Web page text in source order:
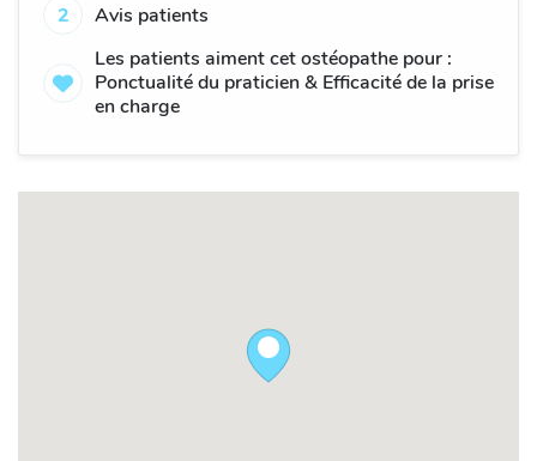
2
Avis patients
Les patients aiment cet ostéopathe pour :
Ponctualité du praticien & Efficacité de la prise
en charge